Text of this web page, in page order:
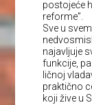
postojeće
reforme”.
Sve u
najavljuje
funkcije,
ličnoj
praktično
koji žive u